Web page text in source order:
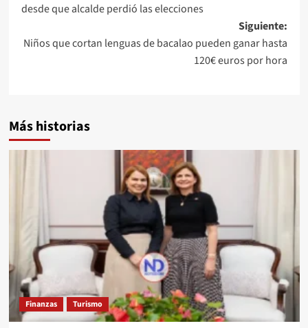
desde que alcalde perdió las elecciones
Siguiente:
Niños que cortan lenguas de bacalao pueden ganar hasta
120€ euros por hora
Más historias
Finanzas Turismo